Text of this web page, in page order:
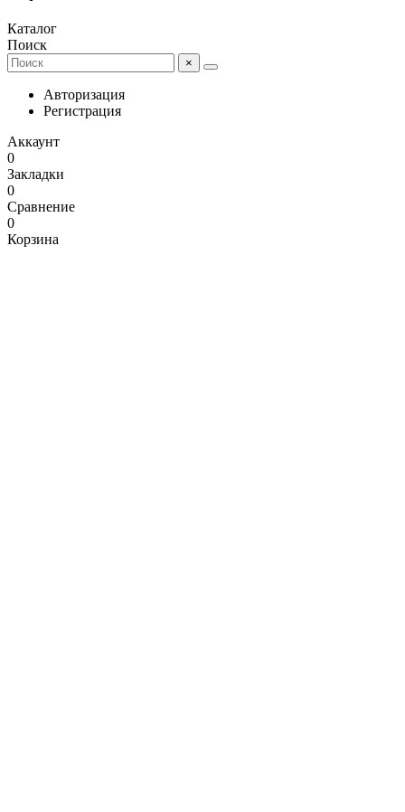
Каталог
Поиск
×
Авторизация
Регистрация
Аккаунт
0
Закладки
0
Сравнение
0
Корзина